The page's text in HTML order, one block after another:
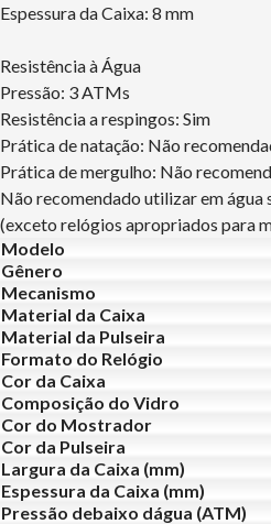
Espessura da Caixa: 8 mm
Resistência à Água
Pressão: 3 ATMs
Resistência a respingos: Sim
Prática de natação: Não
Prática de mergulho: Não
Não recomendado utilizar em água
(exceto relógios apropriados para
Modelo
Gênero
Mecanismo
Material da Caixa
Material da Pulseira
Formato do Relógio
Cor da Caixa
Composição do Vidro
Cor do Mostrador
Cor da Pulseira
Largura da Caixa (mm)
Espessura da Caixa (mm)
Pressão debaixo dágua (ATM)